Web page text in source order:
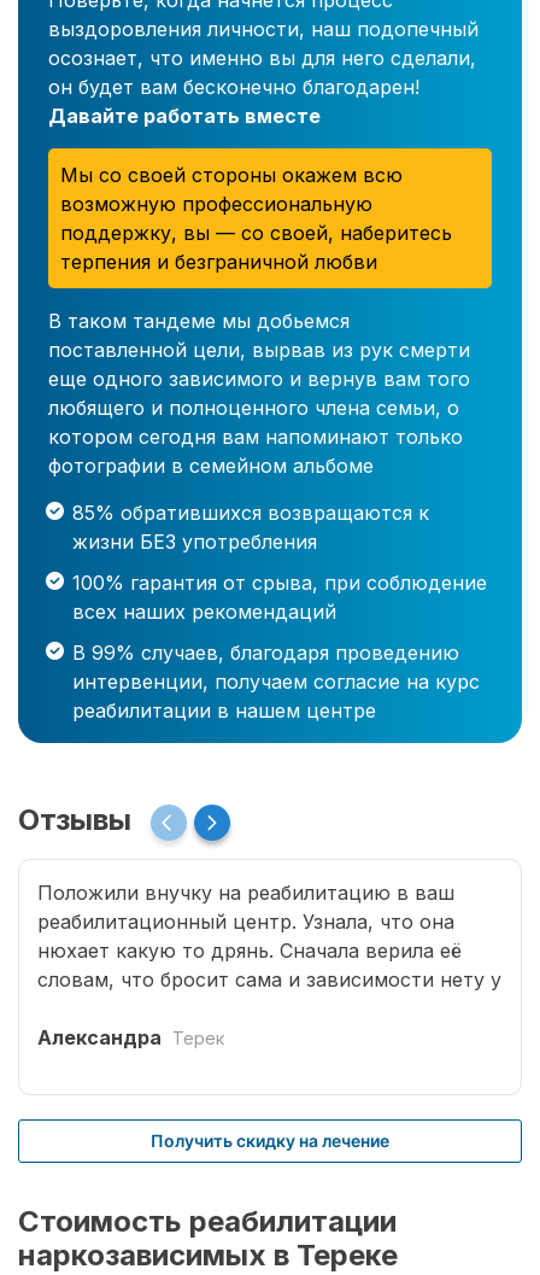
выздоровления личности, наш подопечный
осознает, что именно вы для него сделали,
он будет вам бесконечно благодарен!
Давайте работать вместе
Мы со своей стороны окажем всю
возможную профессиональную
поддержку, вы — со своей, наберитесь
терпения и безграничной любви
В таком тандеме мы добьемся
поставленной цели, вырвав из рук смерти
еще одного зависимого и вернув вам того
любящего и полноценного члена семьи, о
котором сегодня вам напоминают только
фотографии в семейном альбоме
85% обратившихся возвращаются к
жизни БЕЗ употребления
100% гарантия от срыва, при соблюдение
всех наших рекомендаций
В 99% случаев, благодаря проведению
интервенции, получаем согласие на курс
реабилитации в нашем центре
Отзывы
Положили внучку на реабилитацию в ваш
реабилитационный центр. Узнала, что она
нюхает какую то дрянь. Сначала верила её
словам, что бросит сама и зависимости нету у
решила действовать радикально и положила
реабилитации внучка всё равно продолжает
ходить на анонимные встречи, иногда
посещает психотерапевта, ну и само собой я
общаться. Сейчас внучка ни чего не
употребляет, заканчивает университет и уже
подыскивает себе работу,
Александра Терек
Получить скидку на лечение
Стоимость реабилитации
наркозависимых в Тереке